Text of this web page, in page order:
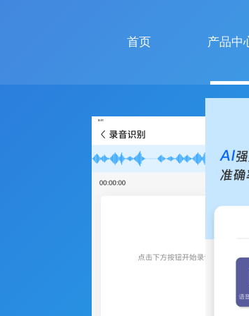
首页 产品中